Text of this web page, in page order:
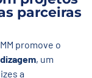
parceiras
promove o
, um
a